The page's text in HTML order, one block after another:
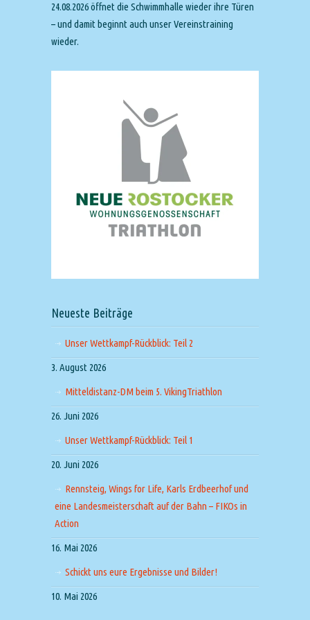
24.08.2026 öffnet die Schwimmhalle wieder ihre Türen
– und damit beginnt auch unser Vereinstraining
wieder.
Neueste Beiträge
Unser Wettkampf-Rückblick: Teil 2
3. August 2026
Mitteldistanz-DM beim 5. VikingTriathlon
26. Juni 2026
Unser Wettkampf-Rückblick: Teil 1
20. Juni 2026
Rennsteig, Wings for Life, Karls Erdbeerhof und
eine Landesmeisterschaft auf der Bahn – FIKOs in
Action
16. Mai 2026
Schickt uns eure Ergebnisse und Bilder!
10. Mai 2026